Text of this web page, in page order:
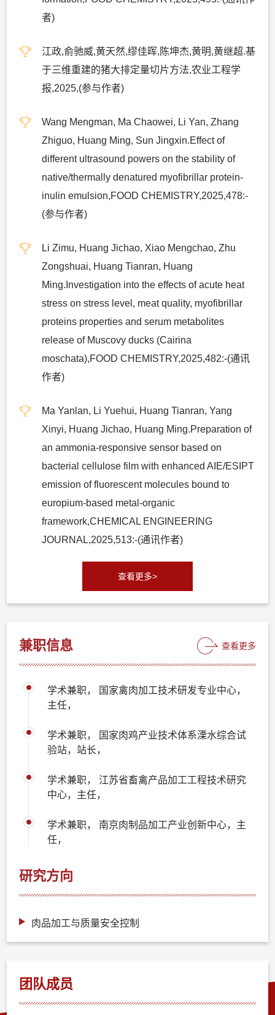
者)
江政,俞驰威,黄天然,缪佳晖,陈坤杰,黄明,黄继超.基
于三维重建的猪大排定量切片方法,农业工程学
报,2025,(参与作者)
Wang Mengman, Ma Chaowei, Li Yan, Zhang
Zhiguo, Huang Ming, Sun Jingxin.Effect of
different ultrasound powers on the stability of
native/thermally denatured myofibrillar protein-
inulin emulsion,FOOD CHEMISTRY,2025,478:-
(参与作者)
Li Zimu, Huang Jichao, Xiao Mengchao, Zhu
Zongshuai, Huang Tianran, Huang
Ming.Investigation into the effects of acute heat
stress on stress level, meat quality, myofibrillar
proteins properties and serum metabolites
release of Muscovy ducks (Cairina
moschata),FOOD CHEMISTRY,2025,482:-(通讯
作者)
Ma Yanlan, Li Yuehui, Huang Tianran, Yang
Xinyi, Huang Jichao, Huang Ming.Preparation of
an ammonia-responsive sensor based on
bacterial cellulose film with enhanced AIE/ESIPT
emission of fluorescent molecules bound to
europium-based metal-organic
framework,CHEMICAL ENGINEERING
JOURNAL,2025,513:-(通讯作者)
查看更多>
兼职信息 查看更多
学术兼职， 国家禽肉加工技术研发专业中心，
主任，
学术兼职， 国家肉鸡产业技术体系溧水综合试
验站，站长，
学术兼职， 江苏省畜禽产品加工工程技术研究
中心，主任，
学术兼职， 南京肉制品加工产业创新中心，主
任，
研究方向
肉品加工与质量安全控制
团队成员